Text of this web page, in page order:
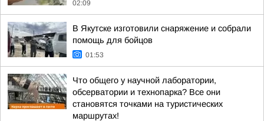
02:09
В Якутске изготовили снаряжение и собрали
помощь для бойцов
01:53
Что общего у научной лаборатории,
обсерватории и технопарка? Все они
становятся точками на туристических
маршрутах!